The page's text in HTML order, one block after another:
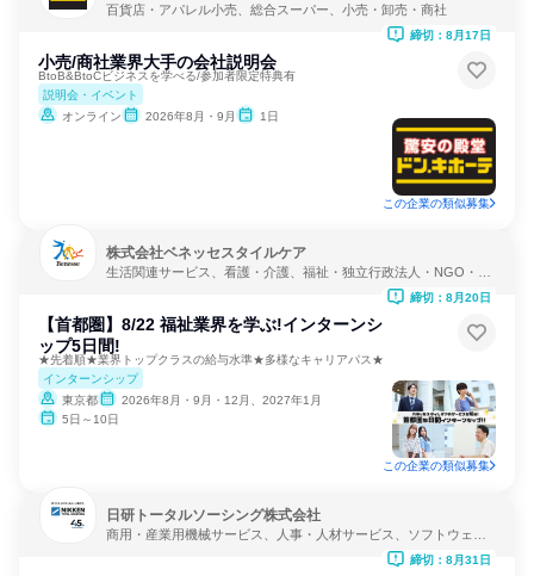
百貨店・アパレル小売、総合スーパー、小売・卸売・商社
小売/商社業界大手の会社説明会
BtoB&BtoCビジネスを学べる/参加者限定特典有
説明会・イベント
オンライン
2026年8月・9月 1日
締切：8月17日
この企業の類似募集
株式会社ベネッセスタイルケア
生活関連サービス、看護・介護、福祉・独立行政法人・NGO・N
【首都圏】8/22 福祉業界を学ぶ!インターンシ
ップ5日間!
★先着順★業界トップクラスの給与水準★多様なキャリアパス★
インターンシップ
東京都
2026年8月・9月・12月、2027年1月
5日～10日
締切：8月20日
この企業の類似募集
日研トータルソーシング株式会社
商用・産業用機械サービス、人事・人材サービス、ソフトウェア
締切：8月31日